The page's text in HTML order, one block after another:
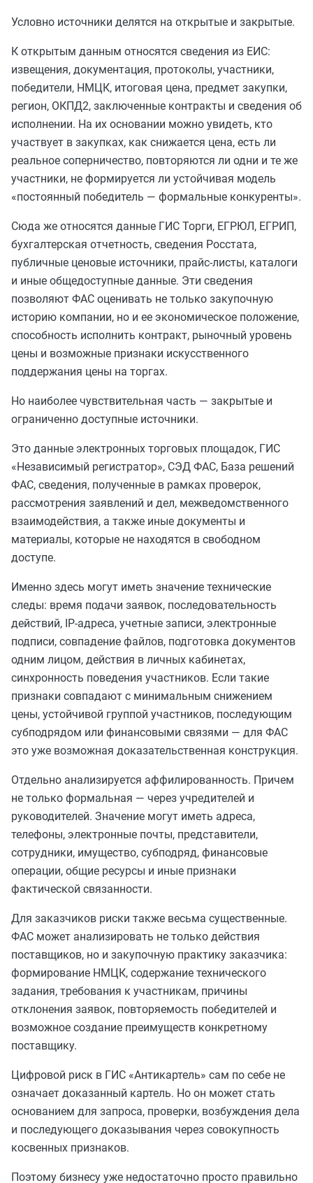
Условно источники делятся на открытые и закрытые.
К открытым данным относятся сведения из ЕИС:
извещения, документация, протоколы, участники,
победители, НМЦК, итоговая цена, предмет закупки,
регион, ОКПД2, заключенные контракты и сведения об
исполнении. На их основании можно увидеть, кто
участвует в закупках, как снижается цена, есть ли
реальное соперничество, повторяются ли одни и те же
участники, не формируется ли устойчивая модель
«постоянный победитель — формальные конкуренты».
Сюда же относятся данные ГИС Торги, ЕГРЮЛ, ЕГРИП,
бухгалтерская отчетность, сведения Росстата,
публичные ценовые источники, прайс-листы, каталоги
и иные общедоступные данные. Эти сведения
позволяют ФАС оценивать не только закупочную
историю компании, но и ее экономическое положение,
способность исполнить контракт, рыночный уровень
цены и возможные признаки искусственного
поддержания цены на торгах.
Но наиболее чувствительная часть — закрытые и
ограниченно доступные источники.
Это данные электронных торговых площадок, ГИС
«Независимый регистратор», СЭД ФАС, База решений
ФАС, сведения, полученные в рамках проверок,
рассмотрения заявлений и дел, межведомственного
взаимодействия, а также иные документы и
материалы, которые не находятся в свободном
доступе.
Именно здесь могут иметь значение технические
следы: время подачи заявок, последовательность
действий, IP-адреса, учетные записи, электронные
подписи, совпадение файлов, подготовка документов
одним лицом, действия в личных кабинетах,
синхронность поведения участников. Если такие
признаки совпадают с минимальным снижением
цены, устойчивой группой участников, последующим
субподрядом или финансовыми связями — для ФАС
это уже возможная доказательственная конструкция.
Отдельно анализируется аффилированность. Причем
не только формальная — через учредителей и
руководителей. Значение могут иметь адреса,
телефоны, электронные почты, представители,
сотрудники, имущество, субподряд, финансовые
операции, общие ресурсы и иные признаки
фактической связанности.
Для заказчиков риски также весьма существенные.
ФАС может анализировать не только действия
поставщиков, но и закупочную практику заказчика:
формирование НМЦК, содержание технического
задания, требования к участникам, причины
отклонения заявок, повторяемость победителей и
возможное создание преимуществ конкретному
поставщику.
Цифровой риск в ГИС «Антикартель» сам по себе не
означает доказанный картель. Но он может стать
основанием для запроса, проверки, возбуждения дела
и последующего доказывания через совокупность
косвенных признаков.
Поэтому бизнесу уже недостаточно просто правильно